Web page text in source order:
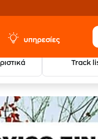
υπηρεσίες
Track